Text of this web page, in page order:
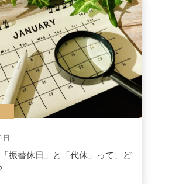
日
「振替休日」と「代休」って、ど